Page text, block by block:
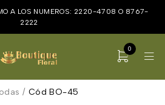
A LOS NUMEROS: 2220-4708 O 8767-
2222
0
/ Cód BO-45